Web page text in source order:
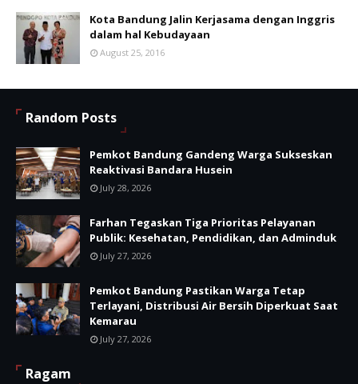
Kota Bandung Jalin Kerjasama dengan Inggris
dalam hal Kebudayaan
August 25, 2016
Random Posts
Pemkot Bandung Gandeng Warga Sukseskan
Reaktivasi Bandara Husein
July 28, 2026
Farhan Tegaskan Tiga Prioritas Pelayanan
Publik: Kesehatan, Pendidikan, dan Adminduk
July 27, 2026
Pemkot Bandung Pastikan Warga Tetap
Terlayani, Distribusi Air Bersih Diperkuat Saat
Kemarau
July 27, 2026
Ragam